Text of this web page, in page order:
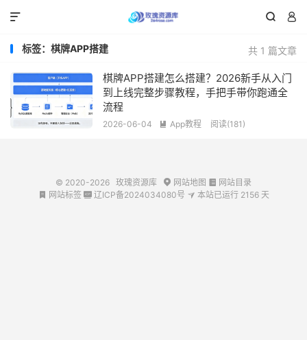
 

共 1 篇文章
标签：棋牌APP搭建
棋牌APP搭建怎么搭建？2026新手从入门
到上线完整步骤教程，手把手带你跑通全
流程
2026-06-04  App教程 阅读(181)
© 2020-2026 玫瑰资源库  网站地图  网站目录
 网站标签 辽ICP备2024034080号  本站已运行 2156天